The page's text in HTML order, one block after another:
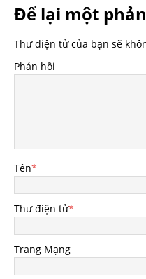
Để lại một
Thư điện tử của bạn sẽ
Phản hồi
Tên*
Thư điện tử*
Trang Mạng